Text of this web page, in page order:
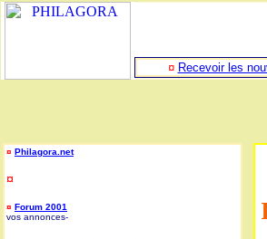
¤ Recevoir les
¤ Philagora.net
¤
¤ Forum 2001
vos annonces-